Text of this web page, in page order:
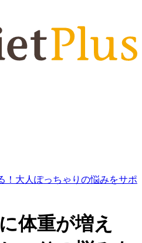
！大人ぽっちゃりの悩みをサポ
体重が増え